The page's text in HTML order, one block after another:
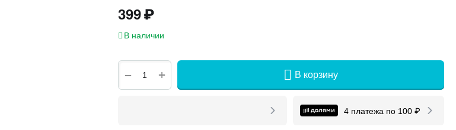
399₽
В наличии
+
− В корзину
4 платежа по 100₽